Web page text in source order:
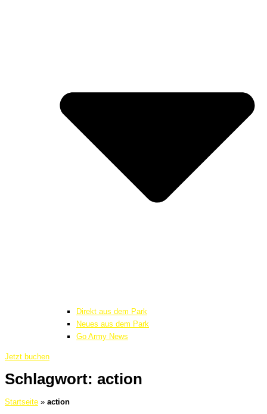
Direkt aus dem Park
Neues aus dem Park
Go Army News
Jetzt buchen
Schlagwort: action
Startseite » action